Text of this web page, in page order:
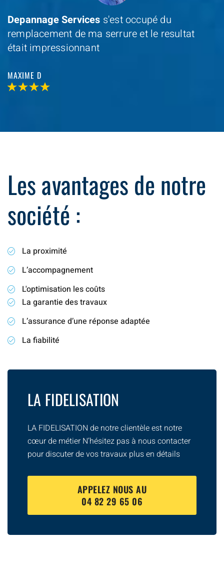
Depannage Services s'est occupé du
remplacement de ma serrure et le resultat
était impressionnant
MAXIME D
Les avantages de notre
société :
La proximité
L’accompagnement
L'optimisation les coûts
La garantie des travaux
L’assurance d’une réponse adaptée
La fiabilité
LA FIDELISATION
LA FIDELISATION de notre clientèle est notre
cœur de métier N’hésitez pas à nous contacter
pour discuter de vos travaux plus en détails
APPELEZ NOUS AU
04 82 29 65 06